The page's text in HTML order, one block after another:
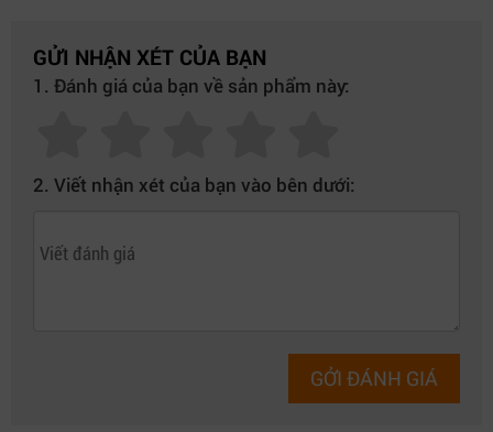
GỬI NHẬN XÉT CỦA BẠN
1. Đánh giá của bạn về sản phẩm này:
2. Viết nhận xét của bạn vào bên dưới:
GỞI ĐÁNH GIÁ